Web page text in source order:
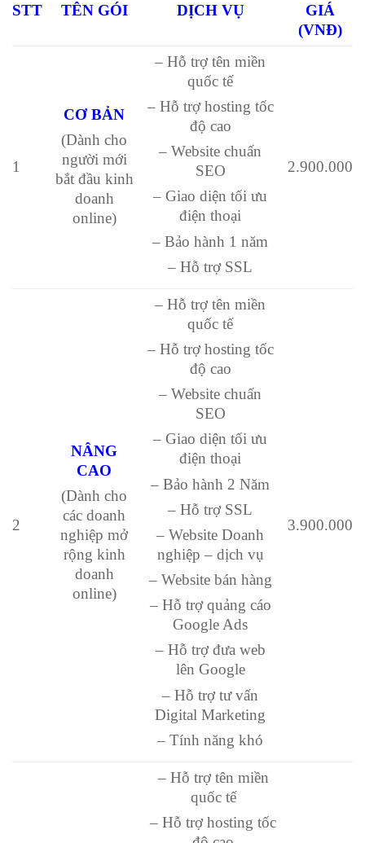
STT TÊN GÓI DỊCH VỤ
GIÁ
(VNĐ)
1
CƠ BẢN
(Dành cho
người mới
bắt đầu kinh
doanh
online)
– Hỗ trợ tên miền
quốc tế
– Hỗ trợ hosting tốc
độ cao
– Website chuấn
SEO
– Giao diện tối ưu
điện thoại
– Bảo hành 1 năm
– Hỗ trợ SSL
2.900.000
2
NÂNG
CAO
(Dành cho
các doanh
nghiệp mở
rộng kinh
doanh
online)
– Hỗ trợ tên miền
quốc tế
– Hỗ trợ hosting tốc
độ cao
– Website chuấn
SEO
– Giao diện tối ưu
điện thoại
– Bảo hành 2 Năm
– Hỗ trợ SSL
– Website Doanh
nghiệp – dịch vụ
– Website bán hàng
– Hỗ trợ quảng cáo
Google Ads
– Hỗ trợ đưa web
lên Google
– Hỗ trợ tư vấn
Digital Marketing
– Tính năng khó
3.900.000
– Hỗ trợ tên miền
quốc tế
– Hỗ trợ hosting tốc